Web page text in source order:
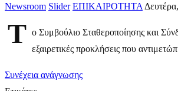
Newsroom Slider ΕΠΙΚΑΙΡΟΤΗΤΑ
Τ ο Συμβούλιο Σταθεροποίησης και
εξαιρετικές προκλήσεις που
Συνέχεια ανάγνωσης